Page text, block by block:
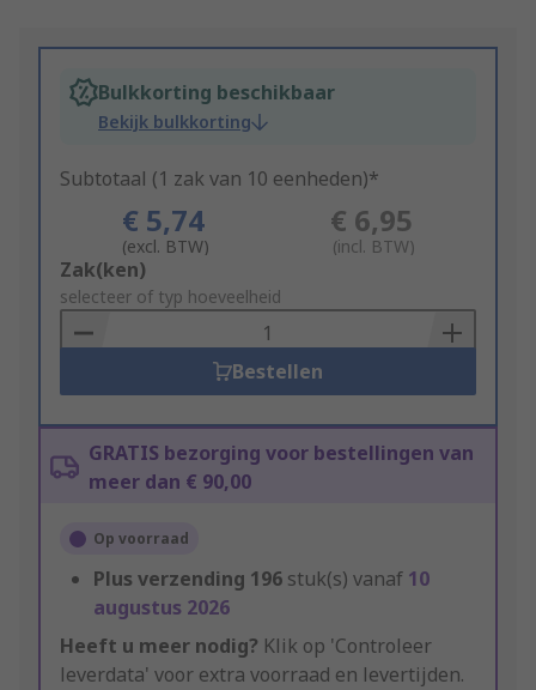
Bulkkorting beschikbaar
Bekijk bulkkorting
Subtotaal (1 zak van 10 eenheden)*
€ 5,74
(excl. BTW)
€ 6,95
(incl. BTW)
Add
to
Basket
Zak(ken)
selecteer of typ hoeveelheid
Bestellen
GRATIS bezorging voor bestellingen van
meer dan € 90,00
Op voorraad
Plus verzending 196 stuk(s) vanaf 10
augustus 2026
Heeft u meer nodig? Klik op 'Controleer
leverdata' voor extra voorraad en levertijden.